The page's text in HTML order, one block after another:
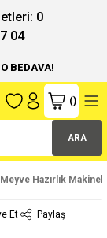
0
04
BEDAVA!
ARA
()
Hazırlık
Et Paylaş